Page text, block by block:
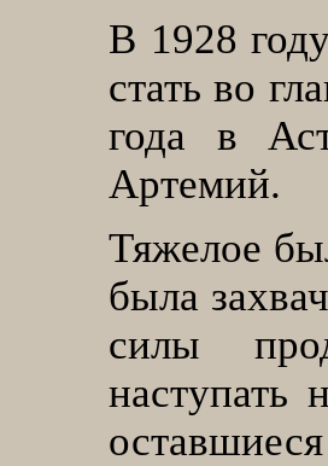
В 1928
стать во
года в
Артемий.
Тяжелое
была
силы
наступать